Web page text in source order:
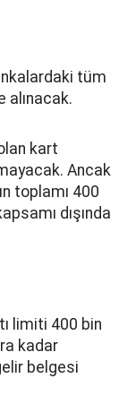
tüm
alınacak.
kart
Ancak
toplamı 400
dışında
limiti 400 bin
kadar
belgesi